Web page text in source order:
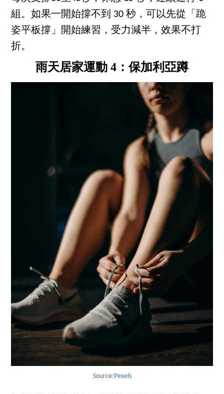
組。如果一開始撐不到 30 秒，可以先從「跪
姿平板撐」開始練習，受力減半，效果不打
折。
雨天居家運動 4：保加利亞蹲
Source:Pexels